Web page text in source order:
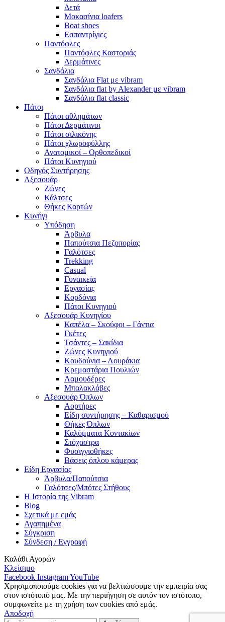
Δετά
Μοκασίνια loafers
Boat shoes
Εσπαντρίγιες
Παντόφλες
Παντόφλες Καστοριάς
Δερμάτινες
Σανδάλια
Σανδάλια Flat με vibram
Σανδάλια flat by Alexander με vibram
Σανδάλια flat classic
Πάτοι
Πάτοι αθλημάτων
Πάτοι Δερμάτινοι
Πάτοι σιλικόνης
Πάτοι χλωροφύλλης
Ανατομικοί – Ορθοπεδικοί
Πάτοι Κυνηγιού
Οδηγός Συντήρησης
Αξεσουάρ
Ζώνες
Κάλτσες
Θήκες Καρτών
Κυνήγι
Υπόδηση
Άρβυλα
Παπούτσια Πεζοπορίας
Γαλότσες
Trekking
Casual
Γυναικεία
Εργασίας
Κορδόνια
Πάτοι Κυνηγιού
Αξεσουάρ Κυνηγίου
Καπέλα – Σκούφοι – Γάντια
Γκέτες
Τσάντες – Σακίδια
Ζώνες Κυνηγιού
Κουδούνια – Λουράκια
Κρεμαστάρια Πουλιών
Λαμουδέρες
Μπαλακλάβες
Αξεσουάρ Όπλων
Αορτήρες
Είδη συντήρησης – Καθαρισμού
Θήκες Όπλων
Καλύμματα Κοντακίων
Στόχαστρα
Φυσιγγιοθήκες
Βάσεις όπλου κάμερας
Είδη Εργασίας
Άρβυλα/Παπούτσια
Γαλότσες/Μπότες Στήθους
Η Ιστορία της Vibram
Blog
Σχετικά με εμάς
Αγαπημένα
Σύγκριση
Σύνδεση / Εγγραφή
Καλάθι Αγορών
Κλείσιμο
Facebook InstagramYouTube
Χρησιμοποιούμε cookies για να βελτιώσουμε την εμπειρία σας
στον ιστότοπό μας. Με την περιήγηση σε αυτόν τον ιστότοπο,
συμφωνείτε με τη χρήση των cookies από εμάς.
Αποδοχή